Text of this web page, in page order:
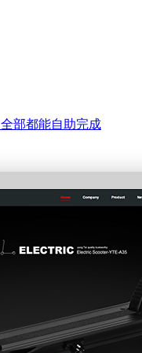
全部都能自助完成